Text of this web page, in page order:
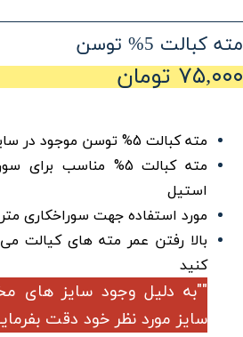
مته کبالت 5% توسن
۷۵,۰۰۰ تومان
مته کبالت 5% توسن موجود در سایز های 1/5 الی سایز 8 میلی متر
مته کبالت 5% مناسب
استیل
مورد استفاده جهت سوراخکاری
بالا رفتن عمر مته های کیالت
کنید
""به دلیل وجود سایز های
سایز مورد نظر خود دقت